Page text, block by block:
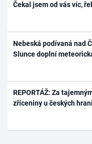
Čekal jsem od vás víc,
Nebeská podívaná nad
Slunce doplní
REPORTÁŽ: Za
zříceniny u českých